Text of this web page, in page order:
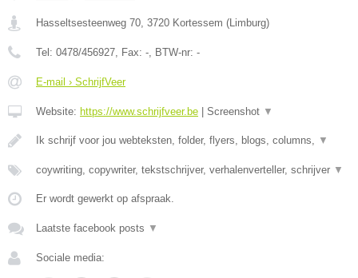
Hasseltsesteenweg 70, 3720 Kortessem (Limburg)
Tel: 0478/456927, Fax: -, BTW-nr: -
E-mail › SchrijfVeer
Website: https://www.schrijfveer.be Screenshot ▼
Ik schrijf voor jou webteksten, folder, flyers, blogs, columns, ▼
coywriting, copywriter, tekstschrijver, verhalenverteller, schrijver ▼
Er wordt gewerkt op afspraak.
Laatste facebook posts ▼
Sociale media: